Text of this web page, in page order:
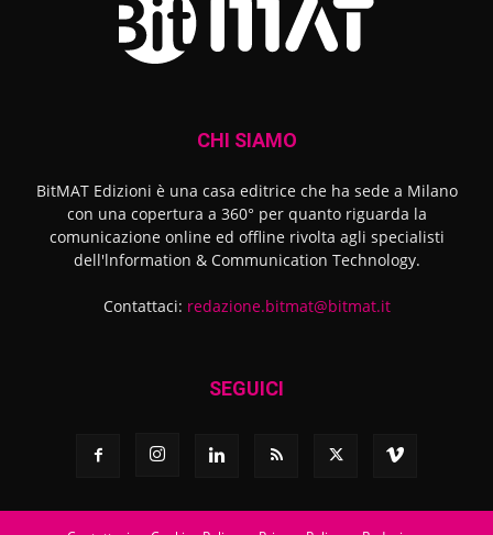
CHI SIAMO
BitMAT Edizioni è una casa editrice che ha sede a Milano
con una copertura a 360° per quanto riguarda la
comunicazione online ed offline rivolta agli specialisti
dell'lnformation & Communication Technology.
Contattaci: redazione.bitmat@bitmat.it
SEGUICI